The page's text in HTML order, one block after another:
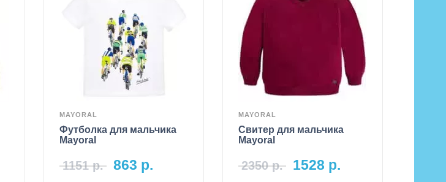
MAYORAL
Футболка для мальчика
Mayoral
1151р. 863 р.
MAYORAL
Свитер для мальчика
Mayoral
2350р. 1528 р.